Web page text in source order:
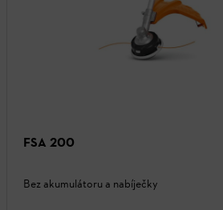
FSA 200
Bez akumulátoru a nabíječky